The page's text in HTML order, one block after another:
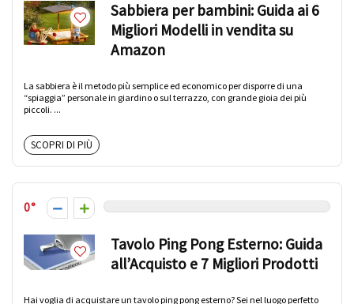
Sabbiera per bambini: Guida ai 6
Migliori Modelli in vendita su
Amazon
La sabbiera è il metodo più semplice ed economico per disporre di una
“spiaggia” personale in giardino o sul terrazzo, con grande gioia dei più
piccoli. ...
SCOPRI DI PIÙ
0
Tavolo Ping Pong Esterno: Guida
all’Acquisto e 7 Migliori Prodotti
Hai voglia di acquistare un tavolo ping pong esterno? Sei nel luogo perfetto